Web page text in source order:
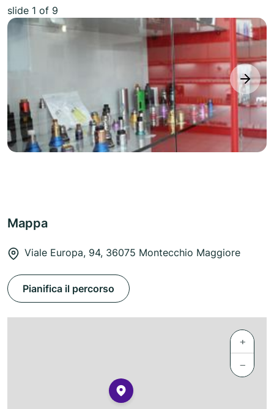
next
slide 1 of 9
Mappa
Viale Europa, 94, 36075 Montecchio Maggiore
Pianifica il percorso
+
−